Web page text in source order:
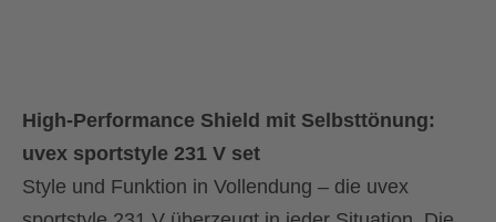
High-Performance Shield mit Selbsttönung:
uvex sportstyle 231 V set
Style und Funktion in Vollendung – die uvex